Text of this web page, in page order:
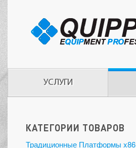
УСЛУГИ
КАТЕГОРИИ ТОВАРОВ
Традиционные Платформы x86